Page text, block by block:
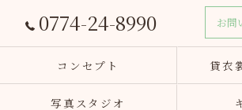
0774-24-8990 お問
コンセプト 貸衣
写真スタジオ